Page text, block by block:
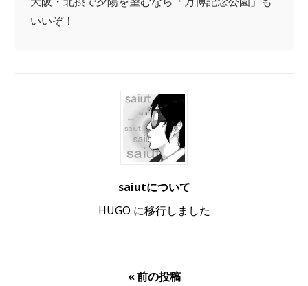
いいぞ！
saiutについて
HUGO に移行しました
« 前の投稿